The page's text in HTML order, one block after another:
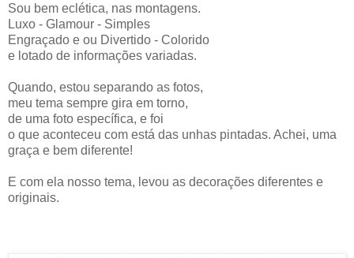
Sou bem eclética, nas montagens.
Luxo - Glamour - Simples
Engraçado e ou Divertido - Colorido
e lotado de informações variadas.
Quando, estou separando as fotos,
meu tema sempre gira em torno,
de uma foto específica, e foi
o que aconteceu com está das unhas pintadas. Achei, uma
graça e bem diferente!
E com ela nosso tema, levou as decorações diferentes e
originais.